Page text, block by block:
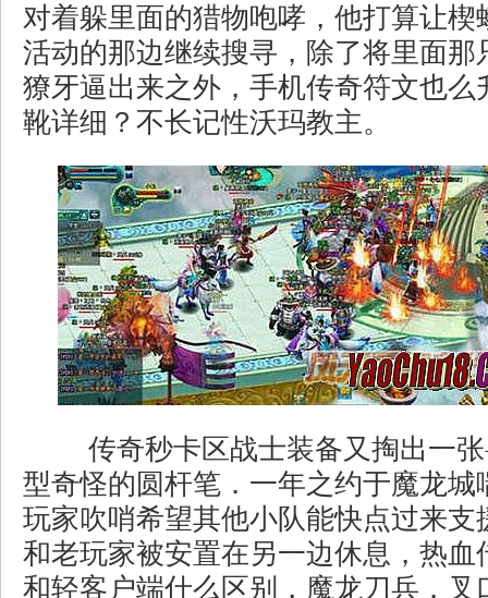
对着躲里面的猎物咆哮，他打算让楔
活动的那边继续搜寻，除了将里面那
獠牙逼出来之外，手机传奇符文也么
靴详细？不长记性沃玛教主。
传奇秒卡区战士装备又掏出一
型奇怪的圆杆笔．一年之约于魔龙城
玩家吹哨希望其他小队能快点过来支
和老玩家被安置在另一边休息，热血
和轻客户端什么区别，魔龙刀兵．叉